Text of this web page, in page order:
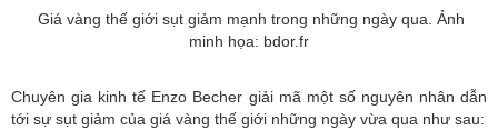
Giá vàng thế giới sụt giảm mạnh trong những ngày qua. Ảnh
minh họa: bdor.fr
Chuyên gia kinh tế Enzo Becher giải mã một số nguyên nhân dẫn
tới sự sụt giảm của giá vàng thế giới những ngày vừa qua như sau: